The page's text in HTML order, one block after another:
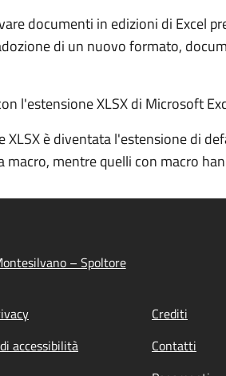
documenti in edizioni di Excel
di un nuovo formato,
l'estensione XLSX di Microsoft
è diventata l'estensione di
mentre quelli con macro
– Spoltore
Crediti
accessibilità Contatti